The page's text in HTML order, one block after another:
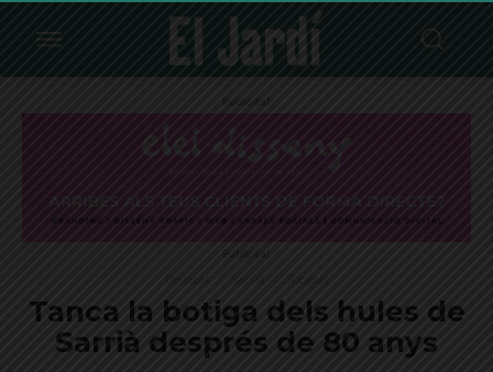
Publicitat
Publicitat
Tanca la botiga dels hules de
Sarrià després de 80 anys